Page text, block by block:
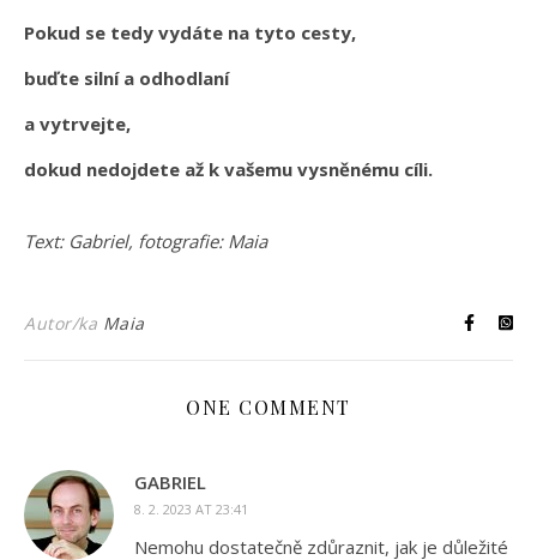
Pokud se tedy vydáte na tyto cesty,
buďte silní a odhodlaní
a vytrvejte,
dokud nedojdete až k vašemu vysněnému cíli.
Text: Gabriel, fotografie: Maia
Autor/ka Maia
ONE COMMENT
GABRIEL
8. 2. 2023 AT 23:41
Nemohu dostatečně zdůraznit, jak je důležité